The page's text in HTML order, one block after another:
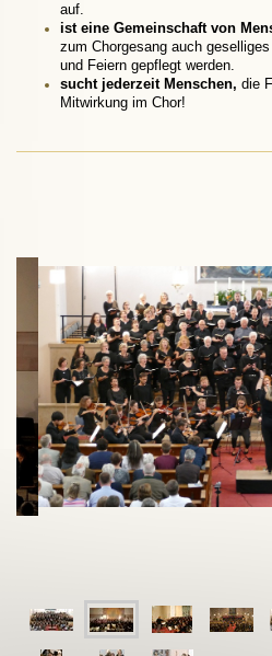
auf.
ist eine Gemeinschaft von
zum Chorgesang auch
und Feiern gepflegt werden.
sucht jederzeit Menschen, die
Mitwirkung im Chor!